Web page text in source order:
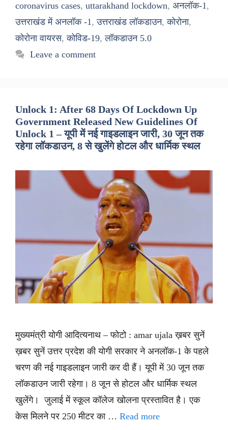
coronavirus cases, uttarakhand lockdown, अनलॉक-1,
उत्तराखंड में अनलॉक -1,उत्तराखंड लॉकडाउन,कोरोना,
कोरोना वायरस,कोविड-19,लॉकडाउन 5.0
Leave a comment
Unlock 1: After 68 Days Of Lockdown Up
Government Released New Guidelines Of
Unlock 1 – यूपी में नई गाइडलाइन जारी, 30 जून तक
रहेगा लॉकडाउन, 8 से खुलेंगे होटल और धार्मिक स्थल
मुख्यमंत्री योगी आदित्यनाथ – फोटो : amar ujala ख़बर सुनें
ख़बर सुनें उत्तर प्रदेश की योगी सरकार ने अनलॉक-1 के पहले
चरण की नई गाइडलाइन जारी कर दी हैं। यूपी में 30 जून तक
लॉकडाउन जारी रहेगा। 8 जून से होटल और धार्मिक स्थल
खुलेंगे। जुलाई में स्कूल कॉलेज खोलना प्रस्तावित है। एक
केस मिलने पर 250 मीटर का … Read more